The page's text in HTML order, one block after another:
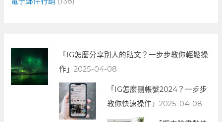
「IG怎麼分享別人的貼文？一步步教你輕鬆操
作」2025-04-08
「IG怎麼刪帳號2024？一步步
教你快速操作」2025-04-08